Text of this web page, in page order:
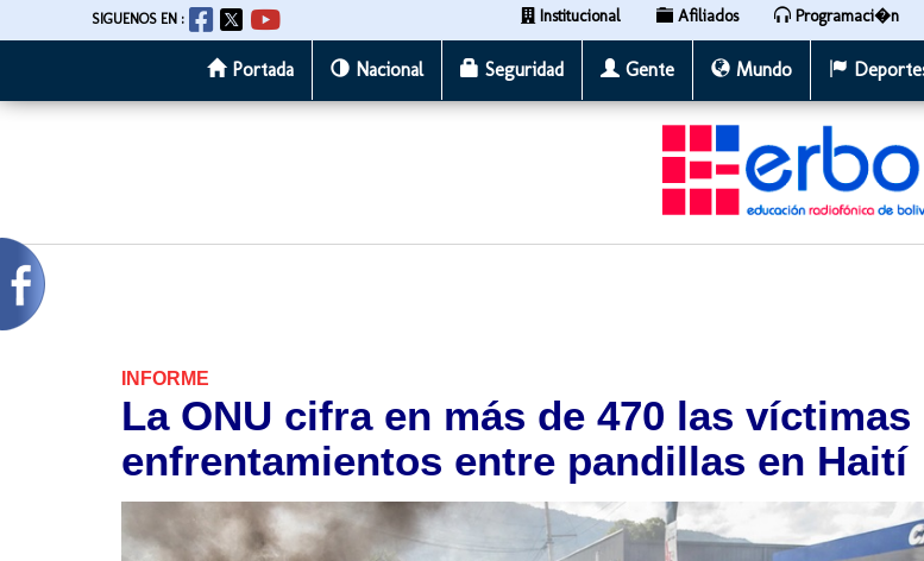
al
SIGUENOS EN : Institucional Afiliados Programaci�n
Portada Nacional Seguridad Gente Mundo
INFORME
La ONU cifra en más de 470 las
enfrentamientos entre pandillas en Haití